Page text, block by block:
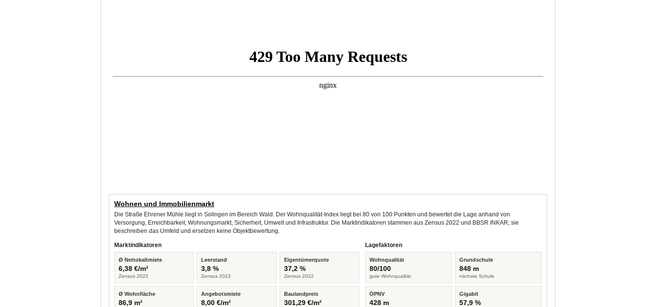
Wohnen und Immobilienmarkt
Die Straße Ehrener Mühle liegt in Solingen im Bereich Wald. Der Wohnqualität-Index liegt bei 80 von 100 Punkten und bewertet die Lage anhand von
Versorgung, Erreichbarkeit, Wohnungsmarkt, Sicherheit, Umwelt und Infrastruktur. Die Marktindikatoren stammen aus Zensus 2022 und BBSR INKAR; sie
beschreiben das Umfeld und ersetzen keine Objektbewertung.
Marktindikatoren
Ø Nettokaltmiete
6,38 €/m²
Zensus 2022
Leerstand
3,8 %
Zensus 2022
Eigentümerquote
37,2 %
Zensus 2022
Ø Wohnfläche
86,9 m²
Angebotsmiete
8,00 €/m²
Baulandpreis
301,29 €/m²
Lagefaktoren
Wohnqualität
80/100
gute Wohnqualität
Grundschule
848 m
nächste Schule
ÖPNV
428 m
Gigabit
57,9 %